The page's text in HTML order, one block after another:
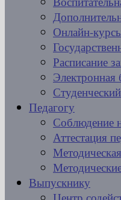
Онлайн-
Расписание
Электронная
Педагогу
Соблюдение
Аттестация
Выпускнику